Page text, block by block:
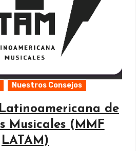
Nuestros Consejos
de
Musicales (MMF
LATAM)